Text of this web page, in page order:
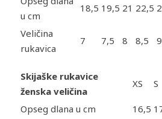
u cm
18,5 19,5 21 22,5
Veličina
rukavica
7 7,5 8 8,5 9
Skijaške rukavice
ženska veličina
XS S
Opseg dlana u cm 16,5